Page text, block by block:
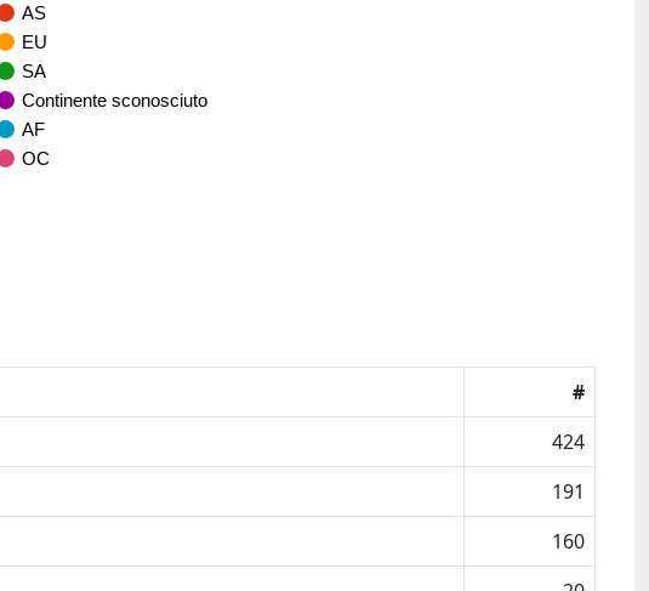
AS
EU
SA
Continente sconosciuto
AF
OC
#
424
191
160